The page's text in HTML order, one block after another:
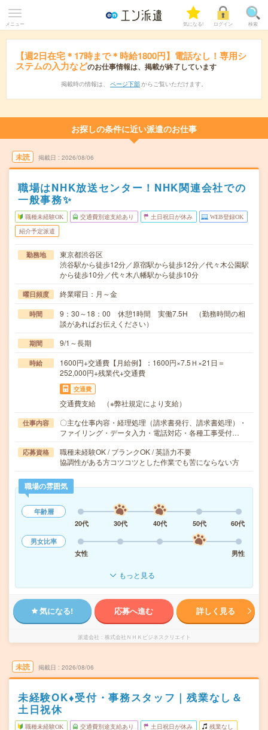
メニュー 気になる! ログイン 検索
【週2日在宅＊17時まで＊時給1800円】電話なし！専用シ
ステムの入力などのお仕事情報は、掲載が終了しています
掲載時の情報は、 ページ下部 からご覧いただけます。
お探しの条件に近い派遣のお仕事
未読 掲載日 2026/08/06
職場はNHK放送センター！NHK関連会社での
一般事務✨
職種未経験OK 交通費別途支給あり 土日祝日が休み WEB登録OK
紹介予定派遣
勤務地
東京都渋谷区
渋谷駅から徒歩12分／原宿駅から徒歩12分／代々木公園駅
から徒歩10分／代々木八幡駅から徒歩10分
曜日頻度 終業曜日：月～金
時間
9：30～18：00 休憩1時間 実働7.5H （勤務時間の相
談があればお伝えください）
期間 9/1～長期
時給
1600円+交通費【月給例】：1600円×7.5Ｈ×21日＝
252,000円+残業代+交通費
交通費
交通費支給 （※弊社規定により支給）
仕事内容
〇主な仕事内容・経理処理（請求書発行、請求書処理）・
ファイリング・データ入力・電話対応・各種工事受付…
応募資格
職種未経験OK / ブランクOK / 英語力不要
協調性がある方コツコツとした作業でも苦にならない方
職場の雰囲気
年齢層
20代
30代 40代 50代
60代
男女比率
女性
男性
もっと見る
気になる! 応募へ進む 詳しく見る
派遣会社 株式会社ＮＨＫビジネスクリエイト
未読 掲載日 2026/08/06
未経験OK♦受付・事務スタッフ｜残業なし＆
土日祝休
職種未経験OK 交通費別途支給あり 土日祝日が休み 残業なし